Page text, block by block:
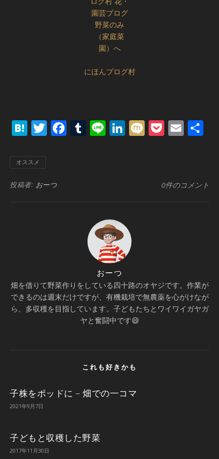
にほんブログ村
Hatena
Twitter
Facebook
Tumblr
LineLinkedIn
MixiPocket
オススメ
投稿者: おーつ 0件のコメント
おーつ
畑を借りて野菜作りをしている四十路のオヤジです。作業が
できるのは週末だけですが、有機栽培で無農薬を心がけなが
ら、多収穫を目指しています。子どもたちとワイワイガヤガ
ヤと奮闘中です😄
これも好きかも
子株をポッドに – 畑での一コマ
2021年9月7日
子どもと収穫した野菜
2017年11月30日